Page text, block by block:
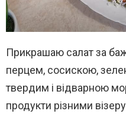
Прикрашаю салат за
перцем, сосискою,
твердим і відварною
продукти різними